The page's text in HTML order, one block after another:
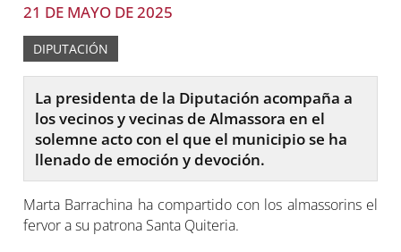
21 DE MAYO DE 2025
DIPUTACIÓN
La presidenta de la Diputación acompaña a
los vecinos y vecinas de Almassora en el
solemne acto con el que el municipio se ha
llenado de emoción y devoción.
Marta Barrachina ha compartido con los almassorins el
fervor a su patrona Santa Quiteria.